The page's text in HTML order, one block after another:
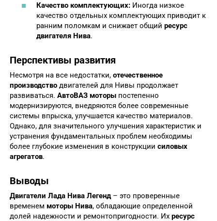
Качество комплектующих: Иногда низкое
качество отдельных комплектующих приводит к
ранним поломкам и снижает общий ресурс
двигателя Нива.
Перспективы развития
Несмотря на все недостатки, отечественное
производство двигателей для Нивы продолжает
развиваться. АвтоВАЗ моторы постепенно
модернизируются, внедряются более современные
системы впрыска, улучшается качество материалов.
Однако, для значительного улучшения характеристик и
устранения фундаментальных проблем необходимы
более глубокие изменения в конструкции силовых
агрегатов.
Выводы
Двигатели Лада Нива Легенд– это проверенные
временем моторы Нива, обладающие определенной
долей надежности и ремонтопригодности. Их ресурс